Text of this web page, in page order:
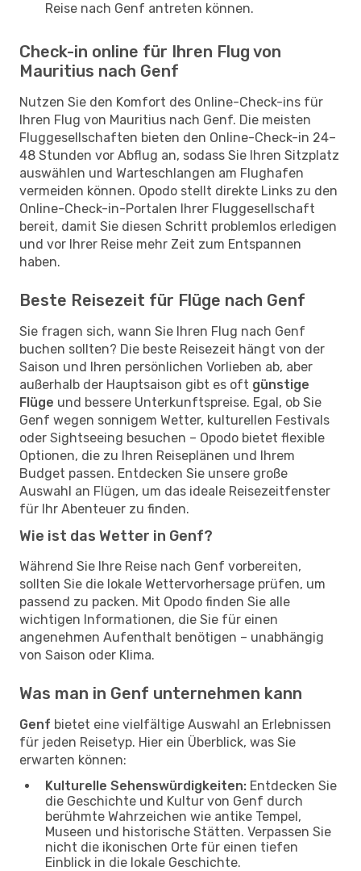
Reise nach Genf antreten können.
Check-in online für Ihren Flug von
Mauritius nach Genf
Nutzen Sie den Komfort des Online-Check-ins für
Ihren Flug von Mauritius nach Genf. Die meisten
Fluggesellschaften bieten den Online-Check-in 24–
48 Stunden vor Abflug an, sodass Sie Ihren Sitzplatz
auswählen und Warteschlangen am Flughafen
vermeiden können. Opodo stellt direkte Links zu den
Online-Check-in-Portalen Ihrer Fluggesellschaft
bereit, damit Sie diesen Schritt problemlos erledigen
und vor Ihrer Reise mehr Zeit zum Entspannen
haben.
Beste Reisezeit für Flüge nach Genf
Sie fragen sich, wann Sie Ihren Flug nach Genf
buchen sollten? Die beste Reisezeit hängt von der
Saison und Ihren persönlichen Vorlieben ab, aber
außerhalb der Hauptsaison gibt es oft günstige
Flüge und bessere Unterkunftspreise. Egal, ob Sie
Genf wegen sonnigem Wetter, kulturellen Festivals
oder Sightseeing besuchen – Opodo bietet flexible
Optionen, die zu Ihren Reiseplänen und Ihrem
Budget passen. Entdecken Sie unsere große
Auswahl an Flügen, um das ideale Reisezeitfenster
für Ihr Abenteuer zu finden.
Wie ist das Wetter in Genf?
Während Sie Ihre Reise nach Genf vorbereiten,
sollten Sie die lokale Wettervorhersage prüfen, um
passend zu packen. Mit Opodo finden Sie alle
wichtigen Informationen, die Sie für einen
angenehmen Aufenthalt benötigen – unabhängig
von Saison oder Klima.
Was man in Genf unternehmen kann
Genf bietet eine vielfältige Auswahl an Erlebnissen
für jeden Reisetyp. Hier ein Überblick, was Sie
erwarten können:
Kulturelle Sehenswürdigkeiten: Entdecken Sie
die Geschichte und Kultur von Genf durch
berühmte Wahrzeichen wie antike Tempel,
Museen und historische Stätten. Verpassen Sie
nicht die ikonischen Orte für einen tiefen
Einblick in die lokale Geschichte.